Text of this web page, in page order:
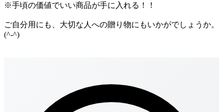
※手頃の価値でいい商品が手に入れる！！
ご自分用にも、大切な人への贈り物にもいかがでしょうか。
(^-^)